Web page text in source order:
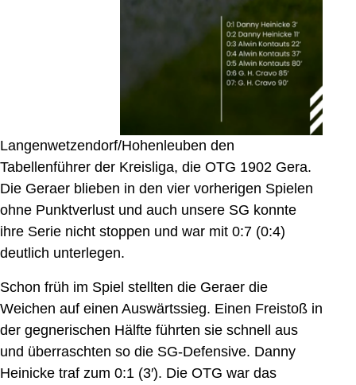
Langenwetzendorf/Hohenleuben den
Tabellenführer der Kreisliga, die OTG 1902 Gera.
Die Geraer blieben in den vier vorherigen Spielen
ohne Punktverlust und auch unsere SG konnte
ihre Serie nicht stoppen und war mit 0:7 (0:4)
deutlich unterlegen.
Schon früh im Spiel stellten die Geraer die
Weichen auf einen Auswärtssieg. Einen Freistoß in
der gegnerischen Hälfte führten sie schnell aus
und überraschten so die SG-Defensive. Danny
Heinicke traf zum 0:1 (3′). Die OTG war das